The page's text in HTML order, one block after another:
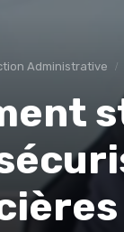
Administrative